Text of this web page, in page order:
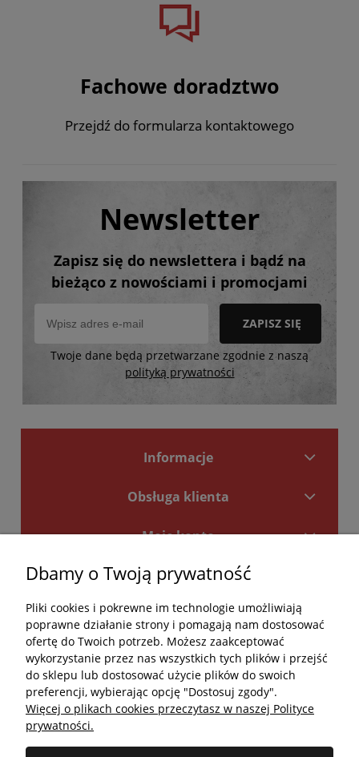
Fachowe doradztwo
Przejdź do formularza kontaktowego
Newsletter
Zapisz się do newslettera i bądź na
bieżąco z nowościami i promocjami
ZAPISZ SIĘ
Twoje dane będą przetwarzane zgodnie z naszą
polityką prywatności
Informacje
Obsługa klienta
Moje konto
Płatności i dostawa
Kontakt
Kontakt
undefined
Godziny otwarcia salonu:
Dbamy o Twoją prywatność
Pliki cookies i pokrewne im technologie umożliwiają
poprawne działanie strony i pomagają nam dostosować
ofertę do Twoich potrzeb. Możesz zaakceptować
wykorzystanie przez nas wszystkich tych plików i przejść
do sklepu lub dostosować użycie plików do swoich
preferencji, wybierając opcję "Dostosuj zgody".
Więcej o plikach cookies przeczytasz w naszej Polityce
prywatności.